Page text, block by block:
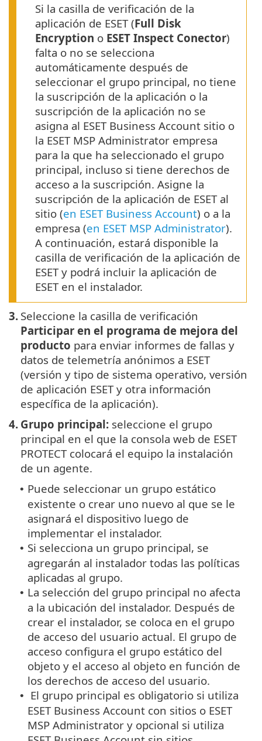
Si la casilla de verificación de la
aplicación de ESET (Full Disk
Encryption o ESET Inspect Conector)
falta o no se selecciona
automáticamente después de
seleccionar el grupo principal, no tiene
la suscripción de la aplicación o la
suscripción de la aplicación no se
asigna al ESET Business Account sitio o
la ESET MSP Administrator empresa
para la que ha seleccionado el grupo
principal, incluso si tiene derechos de
acceso a la suscripción. Asigne la
suscripción de la aplicación de ESET al
sitio (en ESET Business Account) o a la
empresa (en ESET MSP Administrator).
A continuación, estará disponible la
casilla de verificación de la aplicación de
ESET y podrá incluir la aplicación de
ESET en el instalador.
3. Seleccione la casilla de verificación
Participar en el programa de mejora del
producto para enviar informes de fallas y
datos de telemetría anónimos a ESET
(versión y tipo de sistema operativo, versión
de aplicación ESET y otra información
específica de la aplicación).
4. Grupo principal: seleccione el grupo
principal en el que la consola web de ESET
PROTECT colocará el equipo la instalación
de un agente.
• Puede seleccionar un grupo estático
existente o crear uno nuevo al que se le
asignará el dispositivo luego de
implementar el instalador.
• Si selecciona un grupo principal, se
agregarán al instalador todas las políticas
aplicadas al grupo.
• La selección del grupo principal no afecta
a la ubicación del instalador. Después de
crear el instalador, se coloca en el grupo
de acceso del usuario actual. El grupo de
acceso configura el grupo estático del
objeto y el acceso al objeto en función de
los derechos de acceso del usuario.
•
El grupo principal es obligatorio si utiliza
ESET Business Account con sitios o ESET
MSP Administrator y opcional si utiliza